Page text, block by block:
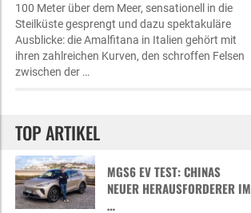
100 Meter über dem Meer, sensationell in die
Steilküste gesprengt und dazu spektakuläre
Ausblicke: die Amalfitana in Italien gehört mit
ihren zahlreichen Kurven, den schroffen Felsen
zwischen der …
TOP ARTIKEL
MGS6 EV TEST: CHINAS
NEUER HERAUSFORDERER IM
…